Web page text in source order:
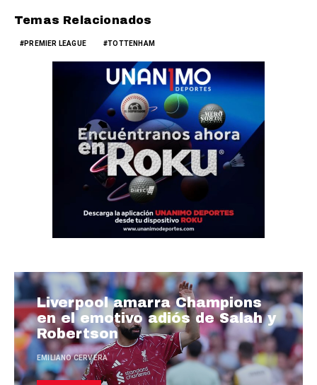
Temas Relacionados
PREMIER LEAGUE TOTTENHAM
Liverpool amarra Champions
en el emotivo adiós de Salah y
Robertson
EMILIANO CERVERA